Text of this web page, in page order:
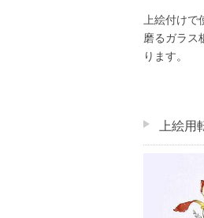
上絵付け
磨るガラス
ります。
上絵用